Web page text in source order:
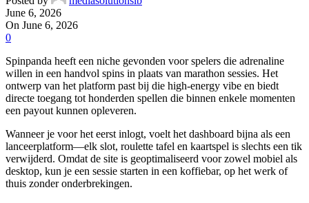
June 6, 2026
On June 6, 2026
0
Spinpanda heeft een niche gevonden voor spelers die adrenaline
willen in een handvol spins in plaats van marathon sessies. Het
ontwerp van het platform past bij die high‑energy vibe en biedt
directe toegang tot honderden spellen die binnen enkele momenten
een payout kunnen opleveren.
Wanneer je voor het eerst inlogt, voelt het dashboard bijna als een
lanceerplatform—elk slot, roulette tafel en kaartspel is slechts een tik
verwijderd. Omdat de site is geoptimaliseerd voor zowel mobiel als
desktop, kun je een sessie starten in een koffiebar, op het werk of
thuis zonder onderbrekingen.